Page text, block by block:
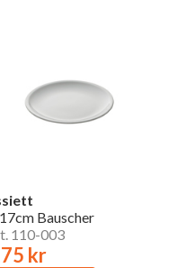
Bauscher
110-003
kr